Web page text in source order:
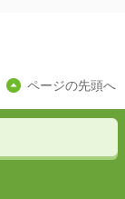
ページの先頭へ